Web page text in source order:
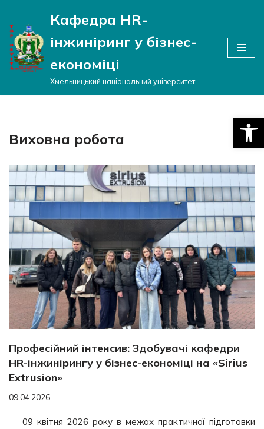
Перейти
до
вмісту
Кафедра HR-
інжиніринг у бізнес-
економіці
Хмельницький національний університет
Виховна робота
Професійний інтенсив: Здобувачі кафедри
HR-інжинірингу у бізнес-економіці на «Sirius
Extrusion»
09.04.2026
09 квітня 2026 року в межах практичної підготовки